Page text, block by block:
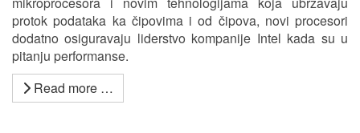
protok podataka ka čipovima i od čipova, novi procesori
dodatno osiguravaju liderstvo kompanije Intel kada su u
pitanju performanse.
Read more …